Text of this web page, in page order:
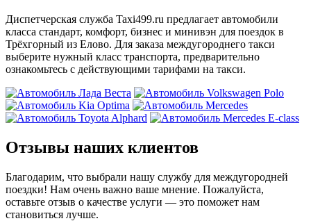
Диспетчерская служба Taxi499.ru предлагает автомобили
класса стандарт, комфорт, бизнес и минивэн для поездок в
Трёхгорный из Елово. Для заказа междугороднего такси
выберите нужный класс транспорта, предварительно
ознакомьтесь с действующими тарифами на такси.
Отзывы наших клиентов
Благодарим, что выбрали нашу службу для междугородней
поездки! Нам очень важно ваше мнение. Пожалуйста,
оставьте отзыв о качестве услуги — это поможет нам
становиться лучше.